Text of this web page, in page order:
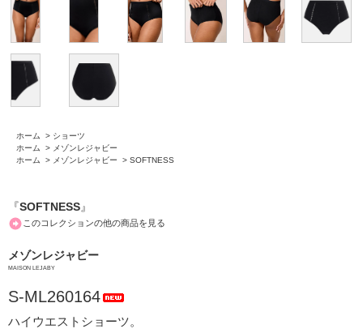
ホーム > ショーツ
ホーム
> メゾンレジャビー
ホーム
> メゾンレジャビー > SOFTNESS
『SOFTNESS』
このコレクションの他の商品を見る
メゾンレジャビー
MAISON LEJABY
S-ML260164
ハイウエストショーツ。